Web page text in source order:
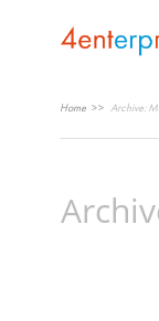
Home >> Archive: